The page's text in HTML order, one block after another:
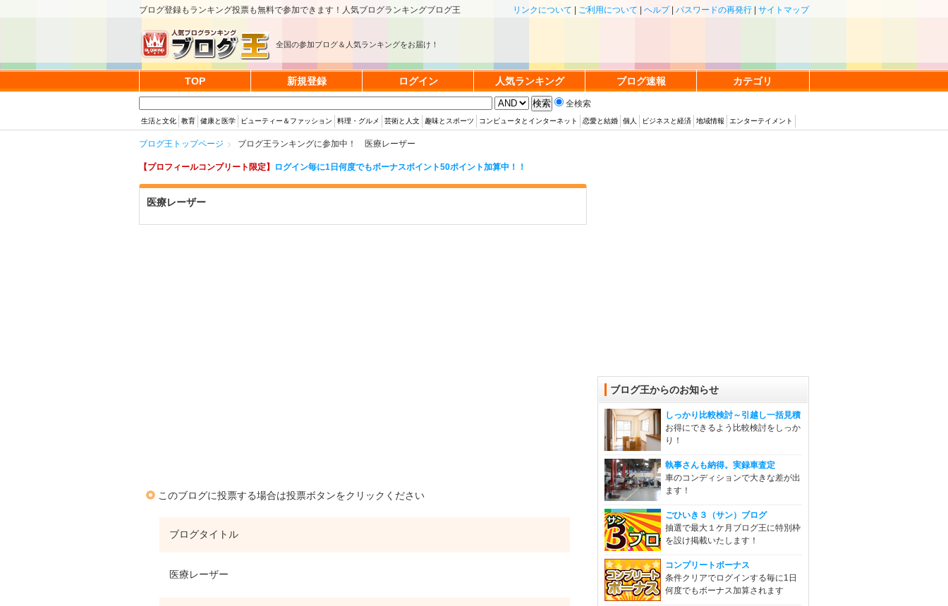
ブログ登録もランキング投票も無料で参加できます！人気ブログランキングブログ王 リンクについて ご利用について ヘルプ| パスワードの再発行 サイトマップ
全国の参加ブログ＆人気ランキングをお届け！
TOP 新規登録 ログイン 人気ランキング ブログ速報 カテゴリ
全検索
生活と文化 教育 健康と医学 ビューティー＆ファッション 料理・グルメ 芸術と人文 趣味とスポーツ コンピュータとインターネット 恋愛と結婚 個人 ビジネスと経済 地域情報 エンターテイメント
ブログ王トップページ ブログ王ランキングに参加中！ 医療レーザー
【プロフィールコンプリート限定】 ログイン毎に1日何度でもボーナスポイント50ポイント加算中！！
医療レーザー
このブログに投票する場合は投票ボタンをクリックください
ブログタイトル
医療レーザー
ブログ王からのお知らせ
しっかり比較検討～引越し一括見積
お得にできるよう比較検討をしっか
り！
執事さんも納得。実録車査定
車のコンディションで大きな差が出
ます！
ごひいき３（サン）ブログ
抽選で最大１ケ月ブログ王に特別枠
を設け掲載いたします！
コンプリートボーナス
条件クリアでログインする毎に1日
何度でもボーナス加算されます